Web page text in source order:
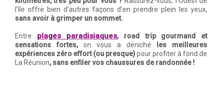
l’île offre bien d’autres façons d’en prendre plein les yeux,
sans avoir à grimper un sommet.
Entre plages paradisiaques, road trip gourmand et
sensations fortes, on vous a déniché les meilleures
expériences zéro effort (ou presque)pour profiter à fond de
La Réunion, sans enfiler vos chaussures de randonnée !